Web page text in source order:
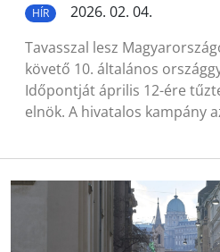
HÍR
2026. 02. 04.
Tavasszal lesz
követő 10. általános
Időpontját április 12-ére
elnök. A hivatalos kampány